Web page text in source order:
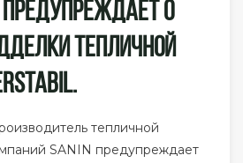
Предупреждает О
Тепличной
тепличной
SANIN предупреждает